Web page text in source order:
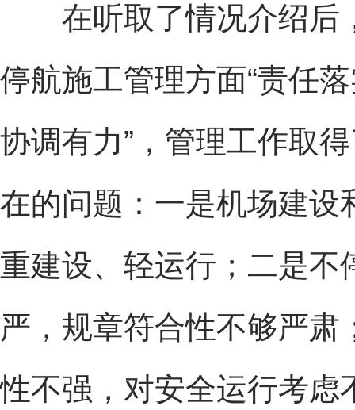
在听取了情况介绍后
停航施工管理方面“责任
协调有力”，管理工作取
在的问题：一是机场建设
重建设、轻运行；二是不
严，规章符合性不够严
性不强，对安全运行考虑